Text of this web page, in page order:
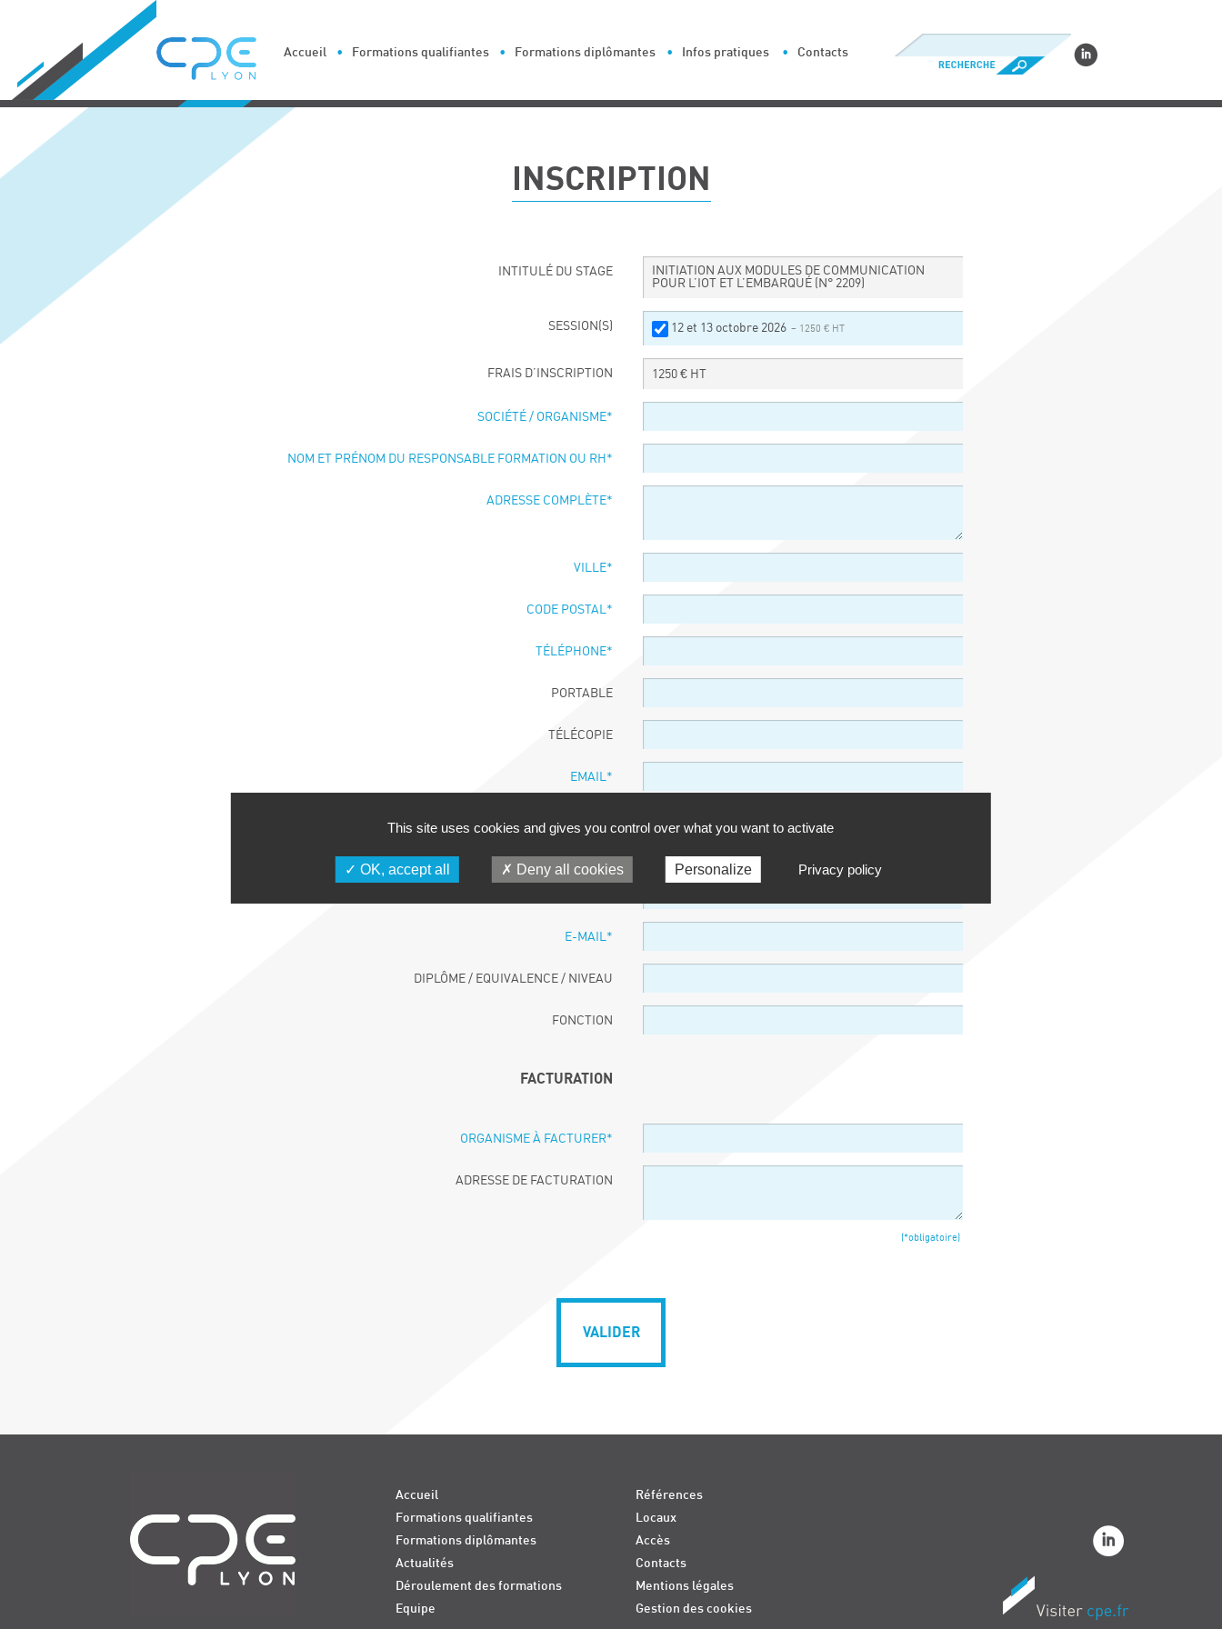
Accueil Formations qualifiantes Formations diplômantes Infos pratiques Contacts
INSCRIPTION
INTITULÉ DU STAGE
INITIATION AUX MODULES DE COMMUNICATION
POUR L’IOT ET L’EMBARQUÉ (N° 2209)
SESSION(S) 12 et 13 octobre 2026 – 1250 € HT
FRAIS D’INSCRIPTION 1250 € HT
SOCIÉTÉ / ORGANISME*
NOM ET PRÉNOM DU RESPONSABLE FORMATION OU RH *
ADRESSE COMPLÈTE*
VILLE*
CODE POSTAL*
TÉLÉPHONE*
PORTABLE
TÉLÉCOPIE
EMAIL*
PARTICIPANT
E-MAIL*
DIPLÔME / EQUIVALENCE / NIVEAU
FONCTION
FACTURATION
ORGANISME À FACTURER*
ADRESSE DE FACTURATION
(*obligatoire)
VALIDER
Accueil
Formations qualifiantes
Formations diplômantes
Actualités
Déroulement des formations
Equipe
Références
Locaux
Accès
Contacts
Mentions légales
Gestion des cookies
Cookies management panel
This site uses cookies and gives you control over what you want to activate
OK, accept all Deny all cookies Personalize Privacy policy